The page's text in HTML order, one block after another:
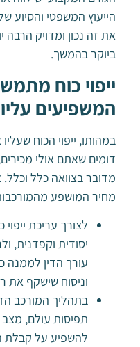
הייעוץ המשפטי
את זה נכון ומדויק הרבה
ביוקר בהמשך.
ייפוי כוח
המשפיעים עליו
במהותו, ייפוי הכוח
דומים שאתם אולי
מדובר בצוואה כלל
מחיר המושפע
לצורך עריכת
יסודית וקפדנית,
עורך הדין לממנה
וניסוח שישקף את
בתהליך המורכב
תפיסות עולם, מצב
להשפיע על קבלת